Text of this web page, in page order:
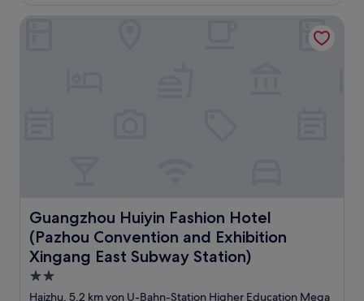
Guangzhou Huiyin Fashion Hotel
(Pazhou Convention and Exhibition
Xingang East Subway Station)
Guangzhou Huiyin Fashion Hotel (Pazhou Convention
2.0-
Sterne-
Haizhu, 5,2 km von U-Bahn-Station Higher Education Mega
Guangzhou Huiyin Fashion Hotel (Pazhou Convention